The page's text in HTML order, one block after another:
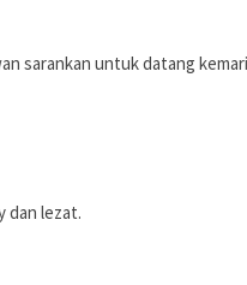
sarankan untuk datang
dan lezat.